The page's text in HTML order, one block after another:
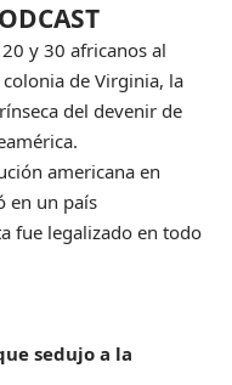
y 30 africanos al
de Virginia, la
del devenir de
americana en
en un país
fue legalizado en todo
sedujo a la